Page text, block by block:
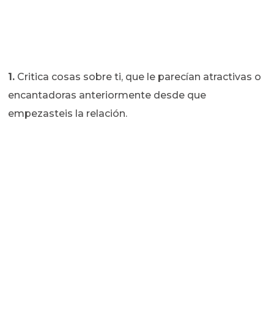
1. Critica cosas sobre ti, que le parecían atractivas o
encantadoras anteriormente desde que
empezasteis la relación.